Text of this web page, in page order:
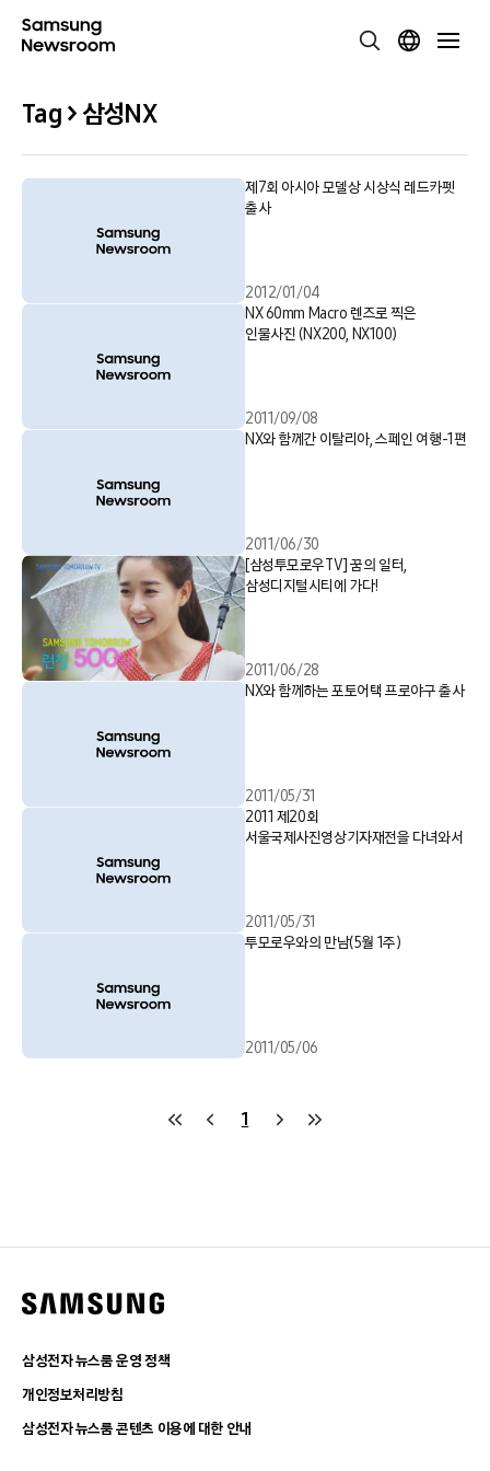
Tag > 삼성NX
제7회 아시아 모델상 시상식 레드카펫
출사
2012/01/04
NX 60mm Macro 렌즈로 찍은
인물사진 (NX200, NX100)
2011/09/08
NX와 함께간 이탈리아, 스페인 여행-1편
2011/06/30
[삼성투모로우TV] 꿈의 일터,
삼성디지털시티에 가다!
2011/06/28
NX와 함께하는 포토어택 프로야구 출사
2011/05/31
2011 제20회
서울국제사진영상기자재전을 다녀와서
2011/05/31
투모로우와의 만남(5월 1주)
2011/05/06
1
삼성전자 뉴스룸 운영 정책
개인정보처리방침
삼성전자 뉴스룸 콘텐츠 이용에 대한 안내